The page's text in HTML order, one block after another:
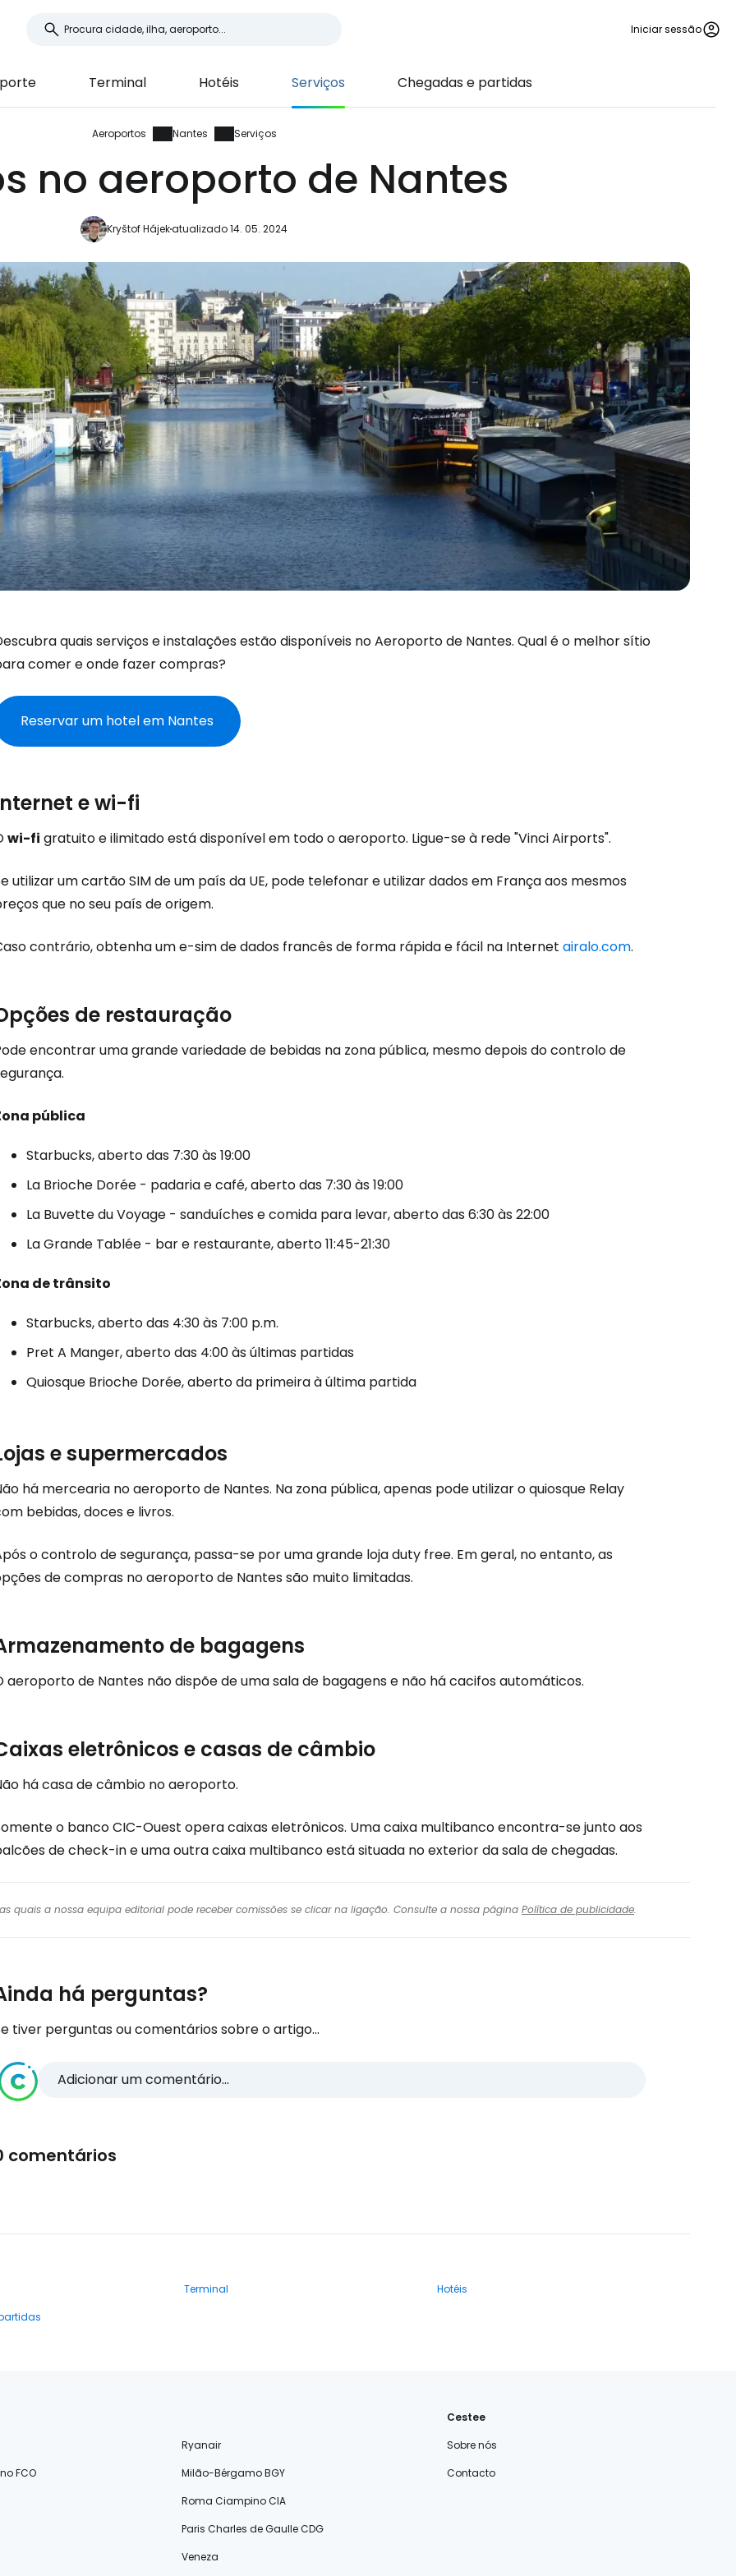
Iniciar sessão
Terminal Hotéis Serviços Chegadas e partidas
Aeroportos Nantes Serviços
no aeroporto de Nantes
Kryštof Hájekatualizado 14. 05. 2024
quais serviços e instalações estão disponíveis no Aeroporto de Nantes. Qual é o melhor sítio
comer e onde fazer compras?
Reservar um hotel em Nantes
e wi-fi
wi-fi gratuito e ilimitado está disponível em todo o aeroporto. Ligue-se à rede "Vinci Airports".
utilizar um cartão SIM de um país da UE, pode telefonar e utilizar dados em França aos mesmos
que no seu país de origem.
contrário, obtenha um e-sim de dados francês de forma rápida e fácil na Internet airalo.com.
de restauração
encontrar uma grande variedade de bebidas na zona pública, mesmo depois do controlo de
pública
Starbucks, aberto das 7:30 às 19:00
La Brioche Dorée - padaria e café, aberto das 7:30 às 19:00
La Buvette du Voyage - sanduíches e comida para levar, aberto das 6:30 às 22:00
La Grande Tablée - bar e restaurante, aberto 11:45-21:30
de trânsito
Starbucks, aberto das 4:30 às 7:00 p.m.
Pret A Manger, aberto das 4:00 às últimas partidas
Quiosque Brioche Dorée, aberto da primeira à última partida
e supermercados
há mercearia no aeroporto de Nantes. Na zona pública, apenas pode utilizar o quiosque Relay
bebidas, doces e livros.
o controlo de segurança, passa-se por uma grande lojaduty free. Em geral, no entanto, as
de compras no aeroporto de Nantes são muito limitadas.
de bagagens
aeroporto de Nantes não dispõe de uma sala de bagagens e não há cacifos automáticos.
eletrônicos e casas de câmbio
há casa de câmbio no aeroporto.
o banco CIC-Ouest opera caixas eletrônicos. Uma caixa multibanco encontra-se junto aos
de check-in e uma outra caixa multibanco está situada no exterior da sala de chegadas.
quais a nossa equipa editorial pode receber comissões se clicar na ligação. Consulte a nossa página Política de publicidade.
há perguntas?
tiver perguntas ou comentários sobre o artigo...
Adicionar um comentário...
comentários
Terminal
Hotéis
Ryanair
FCO
Milão-Bérgamo BGY
Roma Ciampino CIA
Paris Charles de Gaulle CDG
Veneza
Cestee
Sobre nós
Contacto
Iniciar sessão no Cestee